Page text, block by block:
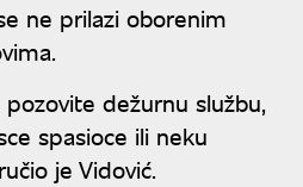
ne prilazi oborenim
dežurnu službu,
spasioce ili neku
je Vidović.